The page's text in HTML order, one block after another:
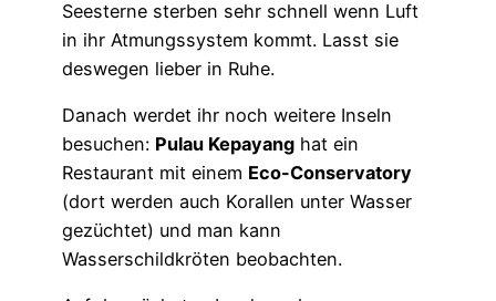
Seesterne sterben sehr schnell wenn Luft
in ihr Atmungssystem kommt. Lasst sie
deswegen lieber in Ruhe.
Danach werdet ihr noch weitere Inseln
besuchen: Pulau Kepayang hat ein
Restaurant mit einem Eco-Conservatory
(dort werden auch Korallen unter Wasser
gezüchtet) und man kann
Wasserschildkröten beobachten.